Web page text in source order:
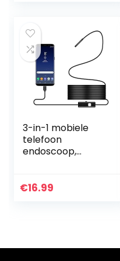
3-in-1 mobiele
telefoon
endoscoop,
slang/kabel en led,
€16.99